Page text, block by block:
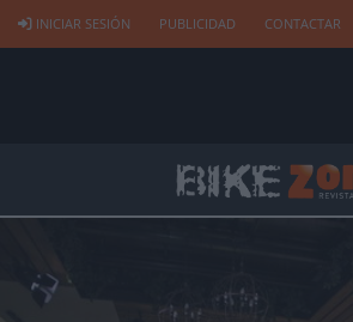
INICIAR SESIÓN PUBLICIDAD CONTACTAR